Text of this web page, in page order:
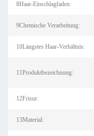
8Haar-Einschlagfaden:
9Chemische Verarbeitung:
10Längstes Haar-Verhältnis:
11Produktbezeichnung:
12Frisur:
13Material: